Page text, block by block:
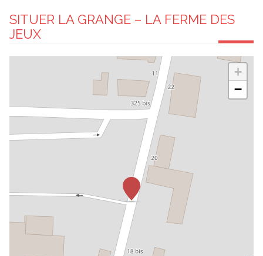
SITUER LA GRANGE – LA FERME DES
JEUX
+
−